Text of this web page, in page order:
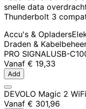
snelle data
Thunderbolt 3
Accu's & Opladers
Draden &
PRO SIGNALUSB-C
Vanaf € 19,33
Add
DEVOLO Magic 2
Vanaf € 301,96